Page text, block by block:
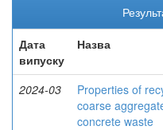
Дата
випуску
Назва
2024-03
Properties of
coarse
concrete waste